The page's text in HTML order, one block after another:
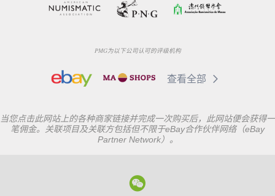
PMG为以下公司认可的评级机构
查看全部
当您点击此网站上的各种商家链接并完成一次购买后，此网站便会获得一
笔佣金。关联项目及关联方包括但不限于eBay合作伙伴网络（eBay
Partner Network）。